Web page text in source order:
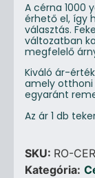
A cérna 1000
érhető el, így
választás.
változatban
megfelelő
Kiváló ár-
amely otthoni
egyaránt
Az ár 1 db
SKU: RO-
Kategória: